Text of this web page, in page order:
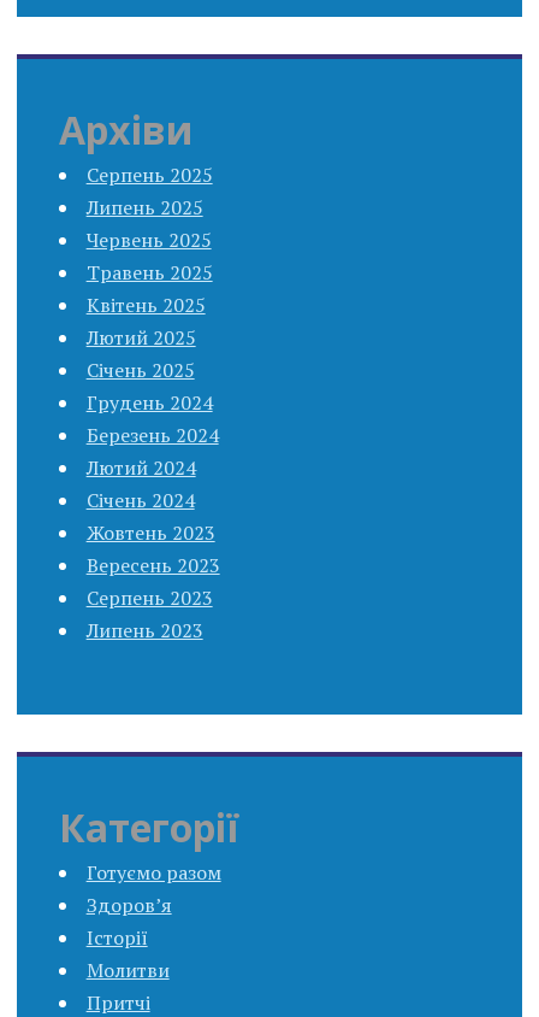
Архіви
Серпень 2025
Липень 2025
Червень 2025
Травень 2025
Квітень 2025
Лютий 2025
Січень 2025
Грудень 2024
Березень 2024
Лютий 2024
Січень 2024
Жовтень 2023
Вересень 2023
Серпень 2023
Липень 2023
Категорії
Готуємо разом
Здоров’я
Історії
Молитви
Притчі